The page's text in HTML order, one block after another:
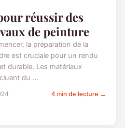
réussir des
de peinture
la préparation de la
est cruciale pour un rendu
durable. Les matériaux
du ...
4 min de lecture →